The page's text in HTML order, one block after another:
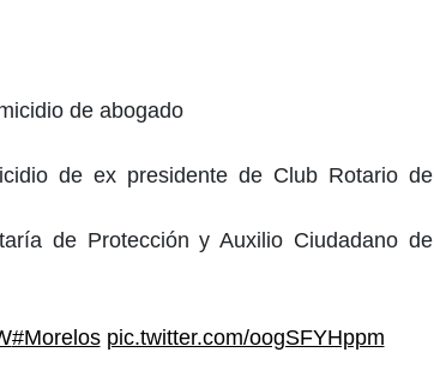
de abogado
de ex presidente de Club Rotario de
de Protección y Auxilio Ciudadano de
#Morelos pic.twitter.com/oogSFYHppm